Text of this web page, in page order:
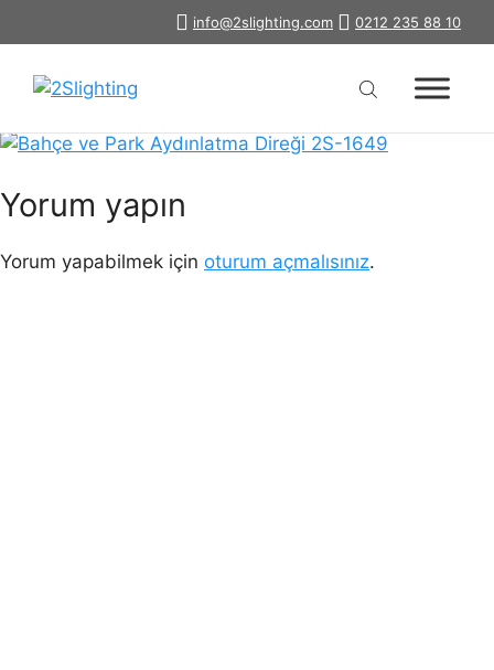
atla
info@2slighting.com 0212 235 88 10
bahce-park-aydinlatma-diregi-2s-
1649
Yorum yapın
Yorum yapabilmek için oturum açmalısınız.